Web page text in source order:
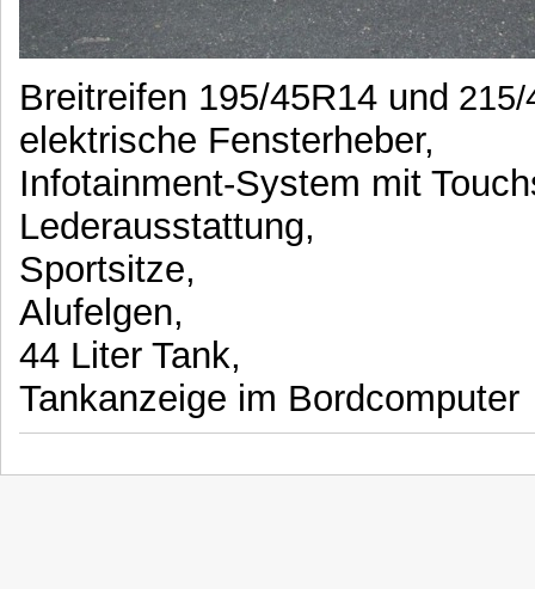
Breitreifen 195/45R14 und 215/
elektrische Fensterheber,
Infotainment-System mit
Lederausstattung,
Sportsitze,
Alufelgen,
44 Liter Tank,
Tankanzeige im Bordcomputer